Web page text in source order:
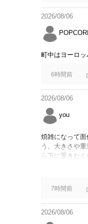
2026/08/06
町中はヨーロッ
6時間前
2026/08/06
you
煩雑になって
う。大きさや
ら下に置きた
かったのでし
座席を作って
べて無しで格
ルで分かりや
て面倒です。
7時間前
2026/08/06